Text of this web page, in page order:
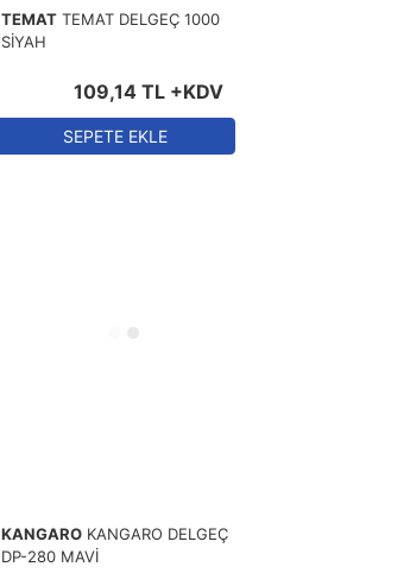
TEMAT TEMAT DELGEÇ 1000
SİYAH
109,14 TL +KDV
SEPETE EKLE
KANGARO KANGARO DELGEÇ
DP-280 MAVİ